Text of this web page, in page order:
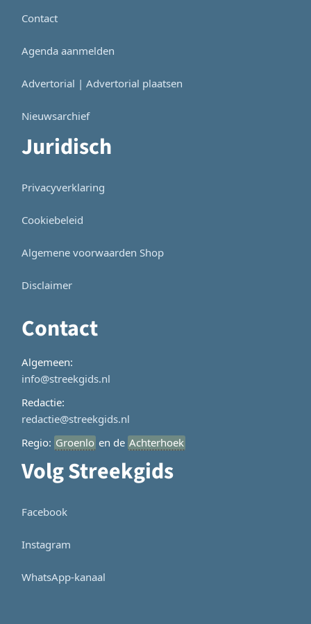
Contact
Agenda aanmelden
Advertorial | Advertorial plaatsen
Nieuwsarchief
Juridisch
Privacyverklaring
Cookiebeleid
Algemene voorwaarden Shop
Disclaimer
Contact
Algemeen:
info@streekgids.nl
Redactie:
redactie@streekgids.nl
Regio: Groenlo en de Achterhoek
Volg Streekgids
Facebook
Instagram
WhatsApp-kanaal